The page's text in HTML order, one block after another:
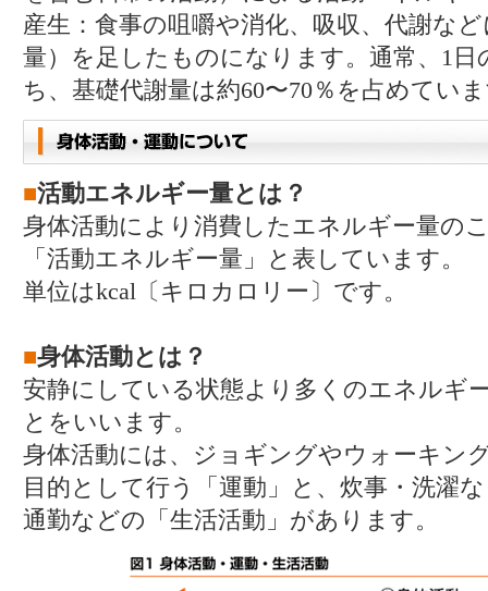
産生：食事の咀嚼や消化、吸収、代謝な
量）を足したものになります。通常、1
ち、基礎代謝量は約60〜70％を占めてい
■活動エネルギー量とは？
身体活動により消費したエネルギー量の
「活動エネルギー量」と表しています。
単位はkcal〔キロカロリー〕です。
■身体活動とは？
安静にしている状態より多くのエネルギ
とをいいます。
身体活動には、ジョギングやウォーキン
目的として行う「運動」と、炊事・洗濯
通勤などの「生活活動」があります。